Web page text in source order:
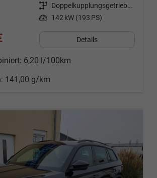
Getriebe
Doppelkupplungsgetriebe (DSG)
Leistung 142 kW (193 PS)
Details
6,20 l/100km
141,00 g/km